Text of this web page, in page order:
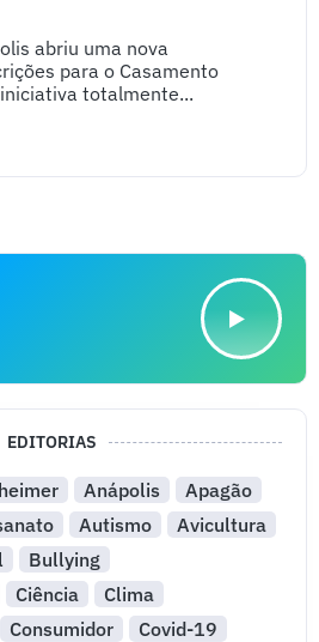
abriu uma nova
para o Casamento
totalmente...
EDITORIAS
Anápolis
Apagão
Autismo
Avicultura
Bullying
Ciência
Clima
Consumidor
Covid-19